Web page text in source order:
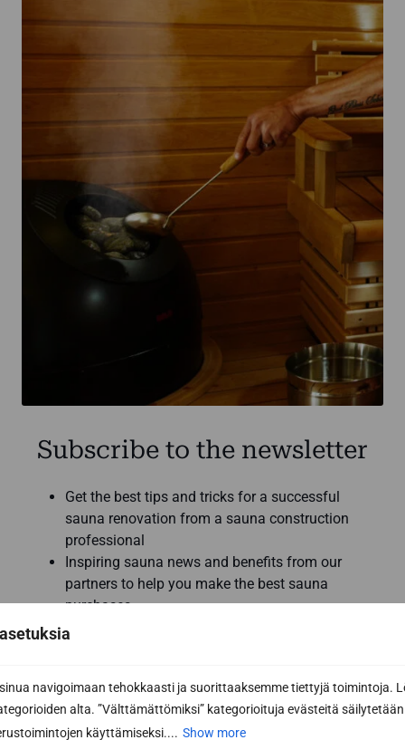
navigoimaan tehokkaasti ja suorittaaksemme tiettyjä toimintoja.
alta. ”Välttämättömiksi” kategorioituja evästeitä säilytetään
käyttämiseksi.... Show more
Subscribe to the newsletter
Get the best tips and tricks for a successful
sauna renovation from a sauna construction
professional
Inspiring sauna news and benefits from our
partners to help you make the best sauna
purchases